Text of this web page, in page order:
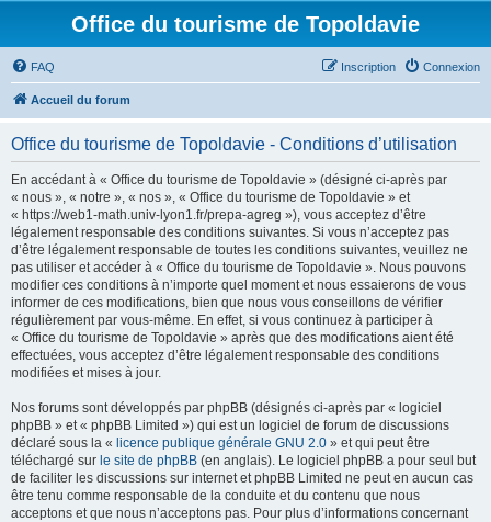
Office du tourisme de Topoldavie
FAQ Connexion
Inscription
Accueil du forum
Office du tourisme de Topoldavie - Conditions d’utilisation
En accédant à « Office du tourisme de Topoldavie » (désigné ci-après par
« nous », « notre », « nos », « Office du tourisme de Topoldavie » et
« https://web1-math.univ-lyon1.fr/prepa-agreg »), vous acceptez d’être
légalement responsable des conditions suivantes. Si vous n’acceptez pas
d’être légalement responsable de toutes les conditions suivantes, veuillez ne
pas utiliser et accéder à « Office du tourisme de Topoldavie ». Nous pouvons
modifier ces conditions à n’importe quel moment et nous essaierons de vous
informer de ces modifications, bien que nous vous conseillons de vérifier
régulièrement par vous-même. En effet, si vous continuez à participer à
« Office du tourisme de Topoldavie » après que des modifications aient été
effectuées, vous acceptez d’être légalement responsable des conditions
modifiées et mises à jour.
Nos forums sont développés par phpBB (désignés ci-après par « logiciel
phpBB » et « phpBB Limited ») qui est un logiciel de forum de discussions
déclaré sous la « licence publique générale GNU 2.0 » et qui peut être
téléchargé sur le site de phpBB (en anglais). Le logiciel phpBB a pour seul but
de faciliter les discussions sur internet et phpBB Limited ne peut en aucun cas
être tenu comme responsable de la conduite et du contenu que nous
acceptons et que nous n’acceptons pas. Pour plus d’informations concernant